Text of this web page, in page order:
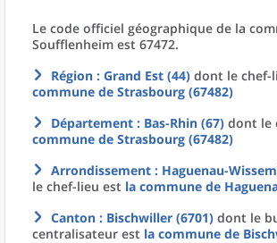
Le code officiel géographique de la
Soufflenheim est 67472.
Région : Grand Est (44) dont le chef-
commune de Strasbourg (67482)
Département : Bas-Rhin (67) dont le
commune de Strasbourg (67482)
Arrondissement : Haguenau-
le chef-lieu est la commune de
Canton : Bischwiller (6701) dont le
centralisateur est la commune de